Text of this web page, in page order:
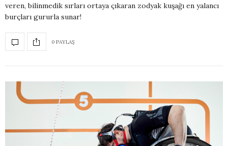
veren, bilinmedik sırları ortaya çıkaran zodyak kuşağı en yalancı
burçları gururla sunar!
0 PAYLAŞ